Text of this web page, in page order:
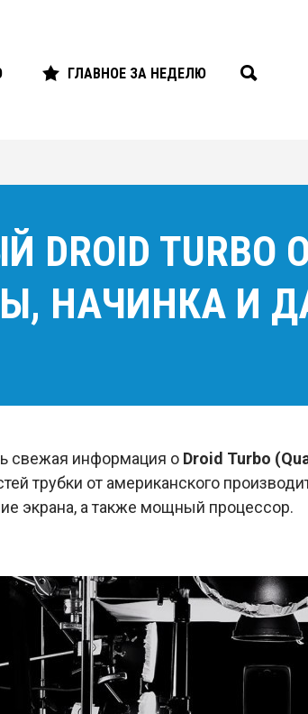
ГЛАВНОЕ ЗА НЕДЕЛЮ
TURBO
НАЧИНКА И
свежая информация о Droid Turbo
трубки от американского
экрана, а также мощный процессор.